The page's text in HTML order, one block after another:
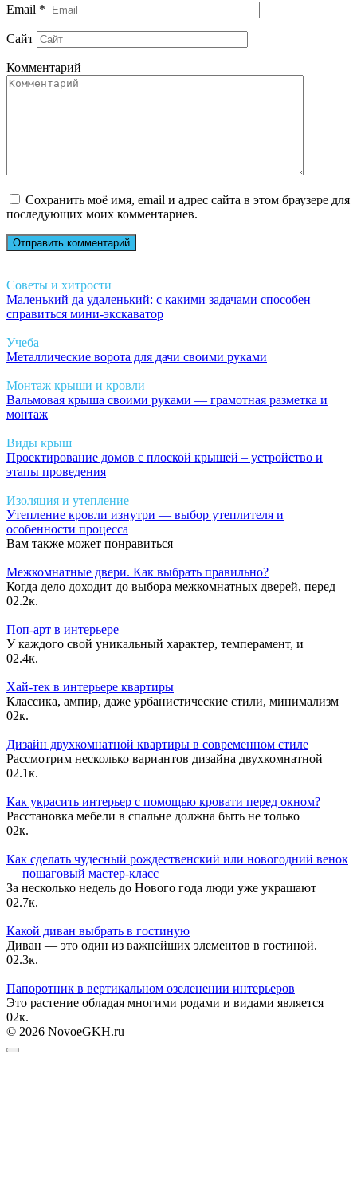
Email *
Сайт
Комментарий
Сохранить моё имя, email и адрес сайта в этом браузере для
последующих моих комментариев.
Советы и хитрости
Маленький да удаленький: с какими задачами способен
справиться мини-экскаватор
Учеба
Металлические ворота для дачи своими руками
Монтаж крыши и кровли
Вальмовая крыша своими руками — грамотная разметка и
монтаж
Виды крыш
Проектирование домов с плоской крышей – устройство и
этапы проведения
Изоляция и утепление
Утепление кровли изнутри — выбор утеплителя и
особенности процесса
Вам также может понравиться
Межкомнатные двери. Как выбрать правильно?
Когда дело доходит до выбора межкомнатных дверей, перед
02.2к.
Поп-арт в интерьере
У каждого свой уникальный характер, темперамент, и
02.4к.
Хай-тек в интерьере квартиры
Классика, ампир, даже урбанистические стили, минимализм
02к.
Дизайн двухкомнатной квартиры в современном стиле
Рассмотрим несколько вариантов дизайна двухкомнатной
02.1к.
Как украсить интерьер с помощью кровати перед окном?
Расстановка мебели в спальне должна быть не только
02к.
Как сделать чудесный рождественский или новогодний венок
— пошаговый мастер-класс
За несколько недель до Нового года люди уже украшают
02.7к.
Какой диван выбрать в гостиную
Диван — это один из важнейших элементов в гостиной.
02.3к.
Папоротник в вертикальном озеленении интерьеров
Это растение обладая многими родами и видами является
02к.
© 2026 NovoeGKH.ru